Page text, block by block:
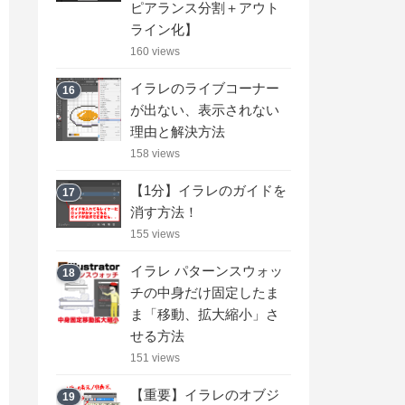
ピアランス分割＋アウト
ライン化】
160 views
16
イラレのライブコーナー
が出ない、表示されない
理由と解決方法
158 views
17
【1分】イラレのガイドを
消す方法！
155 views
18
イラレ パターンスウォッ
チの中身だけ固定したま
ま「移動、拡大縮小」さ
せる方法
151 views
19 【重要】イラレのオブジ